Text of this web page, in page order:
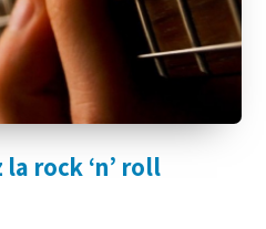
rock ‘n’ roll